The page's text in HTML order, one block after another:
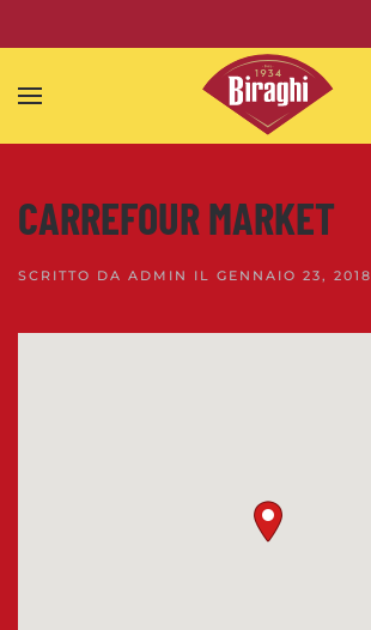
Skip to main content
CARREFOUR MARKET
SCRITTO DA ADMIN IL GENNAIO 23, 2018